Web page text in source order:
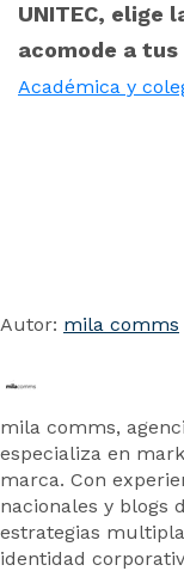
UNITEC, elige
acomode a
Académica y
Autor: mila comms
mila comms,
especializa en
marca. Con
nacionales y blogs
estrategias
identidad